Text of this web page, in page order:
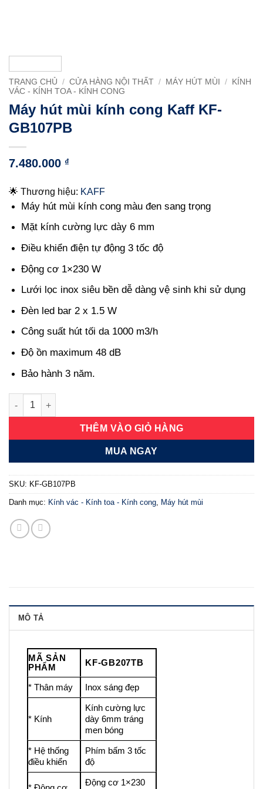
TRANG CHỦ / CỬA HÀNG NỘI THẤT / MÁY HÚT MÙI /
KÍNH
VÁC - KÍNH TOA - KÍNH CONG
Máy hút mùi kính cong Kaff KF-
GB107PB
7.480.000 ₫
🌟 Thương hiệu: KAFF
Máy hút mùi kính cong màu đen sang trọng
Mặt kính cường lực dày 6 mm
Điều khiển điện tự động 3 tốc độ
Động cơ 1×230 W
Lưới lọc inox siêu bền dễ dàng vệ sinh khi sử dụng
Đèn led bar 2 x 1.5 W
Công suất hút tối da 1000 m3/h
Độ ồn maximum 48 dB
Bảo hành 3 năm.
Máy hút mùi kính cong Kaff KF-GB107PB số lượng
THÊM VÀO GIỎ HÀNG
MUA NGAY
SKU: KF-GB107PB
Danh mục: Kính vác - Kính toa - Kính cong, Máy hút mùi
MÔ TẢ
MÃ SẢN
PHẨM
KF-GB207TB
* Thân máy Inox sáng đẹp
* Kính
Kính cường lực
dày 6mm tráng
men bóng
* Hệ thống
điều khiển
Phím bấm 3 tốc
độ
Động cơ 1×230